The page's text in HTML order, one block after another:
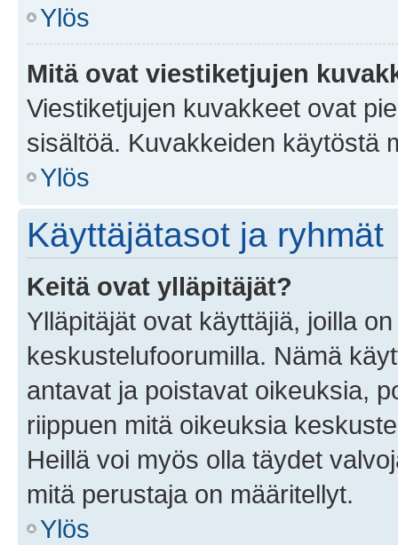
Ylös
Mitä ovat viestiketjujen
Viestiketjujen kuvakkeet ovat
sisältöä. Kuvakkeiden käytöstä
Ylös
Käyttäjätasot ja ryhmät
Keitä ovat ylläpitäjät?
Ylläpitäjät ovat käyttäjiä, joilla
keskustelufoorumilla. Nämä
antavat ja poistavat oikeuksia,
riippuen mitä oikeuksia
Heillä voi myös olla täydet
mitä perustaja on määritellyt.
Ylös